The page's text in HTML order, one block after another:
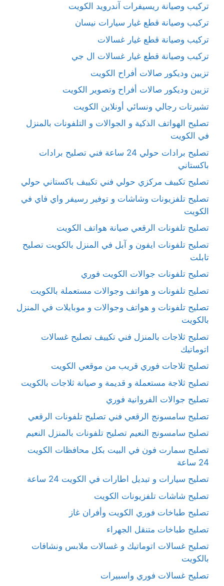
تركيب وصيانة ريسيفرات آندرويد الكويت
تركيب وصيانة قطع غيار سيارات نيسان
تركيب وصيانة قطع غيار غسالات
تركيب وصيانة قطع غيار غسالات ال جي
تزيين وديكور صالات أفراح الكويت
تزيين وديكور صالات أفراح وتصوير الكويت
تشيرتات رجالي ونسائي أونلاين الكويت
تصليح الهواتف الذكية و الجوالات و التلفونات بالمنزل
في الكويت
تصليح برادات حولي 24 ساعة فني تصليح برادات
باكستاني
تصليح تكييف مركزي حولي فني تكييف باكستاني حولي
تصليح تلفزيونات وشاشات و توفير رسيفر واي فاي في
الكويت
تصليح تلفونات الرقعي صيانة هواتف الكويت
تصليح تلفونات ايفون و آبل في المنزل بالكويت تصليح
تابلت
تصليح تلفونات جوالات الكويت فوري
تصليح تلفونات و هواتف وجوالات مستعملة بالكويت
تصليح تلفونات و هواتف وجوالات و موبايلات في المنزل
بالكويت
تصليح ثلاجات بالمنزل فني تكييف تصليح غسالات
اتوماتيك
تصليح ثلاجات فوري قريب من موقعي الكويت
تصليح ثلاجة مستعملة و قديمة و صيانة ثلاجات بالكويت
تصليح جوالات الفروانية فوري
تصليح سامسونج الرقعي فني تصليح تلفونات الرقعي
تصليح سامسونج النعيم تصليح تلفونات بالمنزل النعيم
تصليح سمارت فون في البيت بكل محافظات الكويت
24 ساعة
تصليح سيارات و تبديل اطارات في الكويت 24 ساعة
تصليح شاشات تلفزيونات الكويت
تصليح طباخات فوري الكويت وأفران غاز
تصليح طباخات متنقل الجهراء
تصليح غسالات اتوماتيك و غسالات ملابس ونشافات
بالكويت
تصليح غسالات فوري واسبيرات